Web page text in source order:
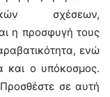
σχέσεων,
η προσφυγή τους
ενώ
και ο υπόκοσμος.
σε αυτή